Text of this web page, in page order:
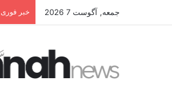
جمعه, آگوست 7 2026 خبر فوری